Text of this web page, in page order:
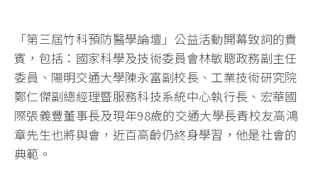
「第三屆竹科預防醫學論壇」公益活動開幕致詞的貴
賓，包括：國家科學及技術委員會林敏聰政務副主任
委員、陽明交通大學陳永富副校長、工業技術研究院
鄭仁傑副總經理暨服務科技系統中心執行長、宏華國
際張義豐董事長及現年98歲的交通大學長青校友高鴻
章先生也將與會，近百高齡仍終身學習，他是社會的
典範。